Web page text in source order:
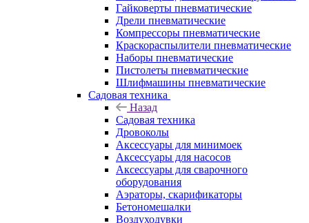
Гайковерты пневматические
Дрели пневматические
Компрессоры пневматические
Краскораспылители пневматические
Наборы пневматические
Пистолеты пневматические
Шлифмашины пневматические
Садовая техника
Назад
Садовая техника
Дровоколы
Аксессуары для минимоек
Аксессуары для насосов
Аксессуары для сварочного
оборудования
Аэраторы, скарификаторы
Бетономешалки
Воздуходувки